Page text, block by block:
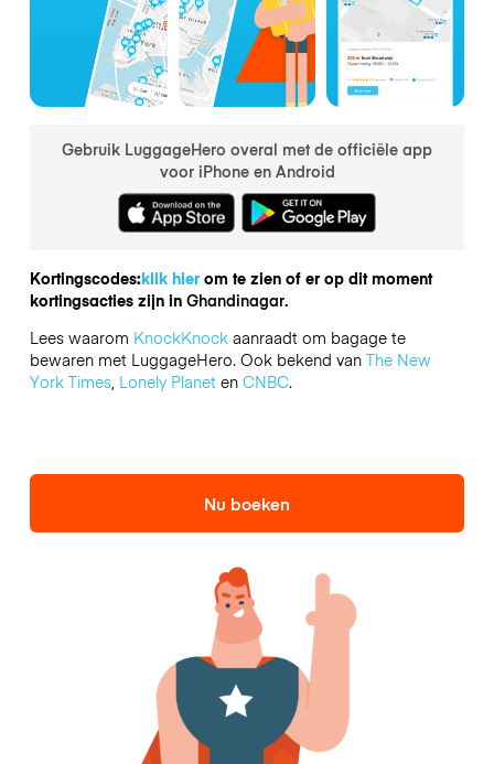
Gebruik LuggageHero overal met de officiële app
voor iPhone en Android
Kortingscodes:klik hierom te zien of er op dit moment
kortingsacties zijn in Ghandinagar.
Lees waarom KnockKnockaanraadt om bagage te
bewaren met LuggageHero. Ook bekend van The New
York Times, Lonely Planeten CNBC.
Nu boeken